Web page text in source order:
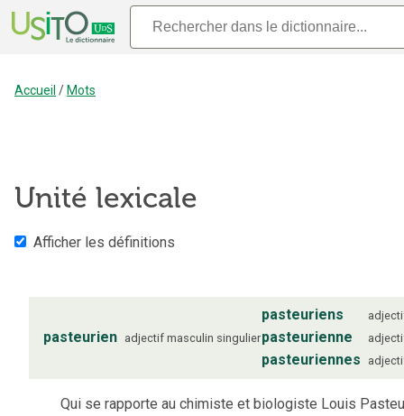
Accueil / Mots
Unité lexicale
Afficher les définitions
pasteurien adjectif masculin singulier
pasteuriens
pasteurienne
pasteuriennes
Qui se rapporte au chimiste et biologiste Louis